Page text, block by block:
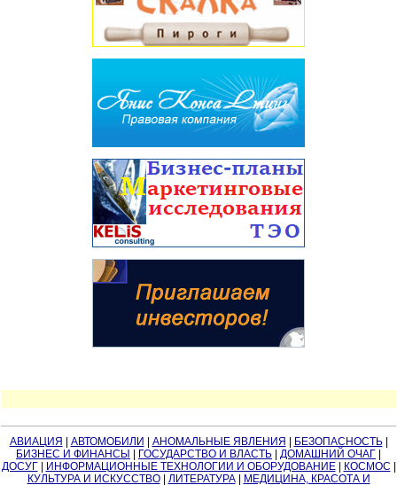
АВИАЦИЯ АВТОМОБИЛИ АНОМАЛЬНЫЕ ЯВЛЕНИЯ БЕЗОПАСНОСТЬ|
БИЗНЕС И ФИНАНСЫ
ГОСУДАРСТВО И ВЛАСТЬ ДОМАШНИЙ ОЧАГ
ДОСУГ| ИНФОРМАЦИОННЫЕ ТЕХНОЛОГИИ И ОБОРУДОВАНИЕ| КОСМОС
КУЛЬТУРА И ИСКУССТВО| ЛИТЕРАТУРА| МЕДИЦИНА, КРАСОТА И